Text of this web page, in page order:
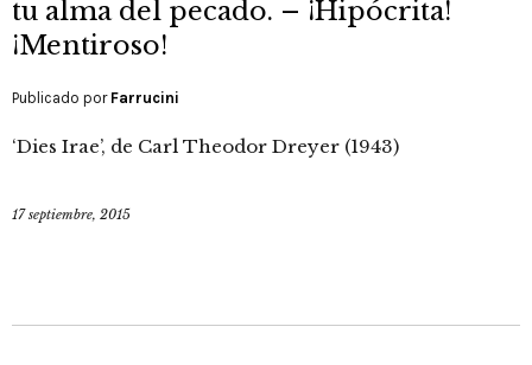
tu alma del pecado. – ¡Hipócrita!
¡Mentiroso!
Publicado por Farrucini
‘Dies Irae’, de Carl Theodor Dreyer (1943)
17 septiembre, 2015